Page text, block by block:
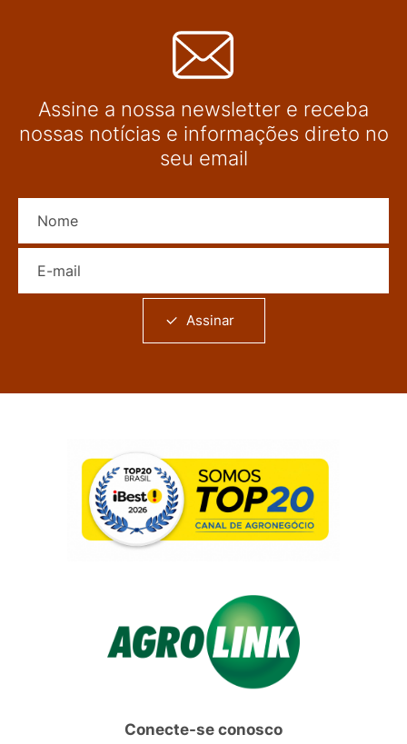
Assine a nossa newsletter e receba
nossas notícias e informações direto no
seu email
Assinar
Conecte-se conosco